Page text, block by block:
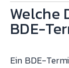
Welche
BDE-
Ein BDE-